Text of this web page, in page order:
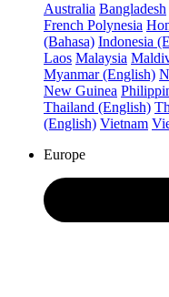
Australia Bangladesh
French Polynesia
(Bahasa) Indonesia
Laos Malaysia
Myanmar (English)
New Guinea
Thailand (English)
(English) Vietnam
Europe